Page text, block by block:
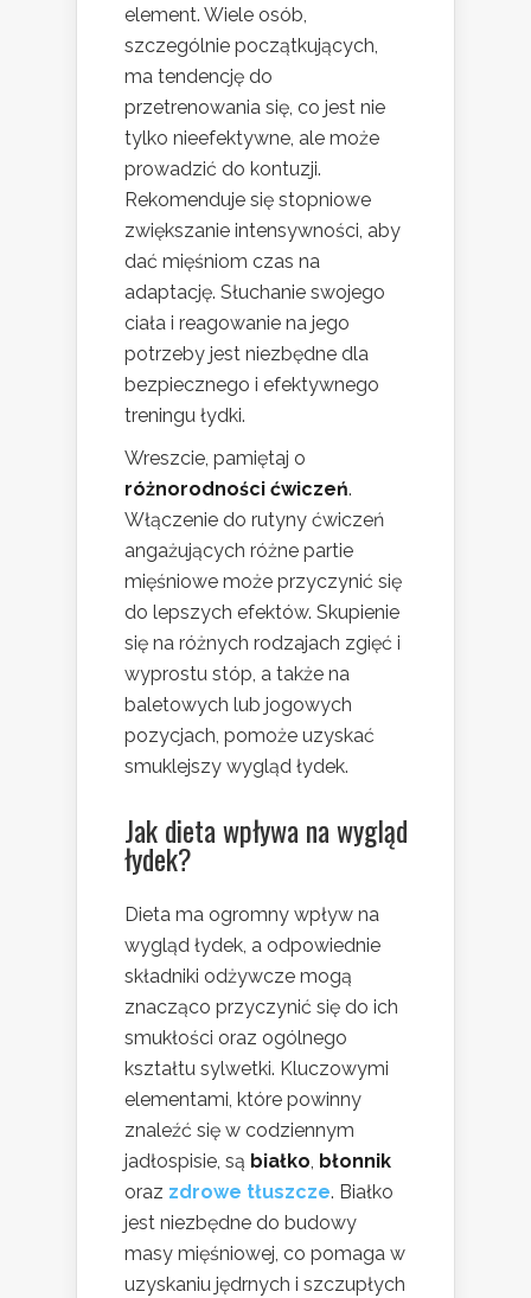
element. Wiele osób,
szczególnie początkujących,
ma tendencję do
przetrenowania się, co jest nie
tylko nieefektywne, ale może
prowadzić do kontuzji.
Rekomenduje się stopniowe
zwiększanie intensywności, aby
dać mięśniom czas na
adaptację. Słuchanie swojego
ciała i reagowanie na jego
potrzeby jest niezbędne dla
bezpiecznego i efektywnego
treningu łydki.
Wreszcie, pamiętaj o
różnorodności ćwiczeń.
Włączenie do rutyny ćwiczeń
angażujących różne partie
mięśniowe może przyczynić się
do lepszych efektów. Skupienie
się na różnych rodzajach zgięć i
wyprostu stóp, a także na
baletowych lub jogowych
pozycjach, pomoże uzyskać
smuklejszy wygląd łydek.
Jak dieta wpływa na wygląd
łydek?
Dieta ma ogromny wpływ na
wygląd łydek, a odpowiednie
składniki odżywcze mogą
znacząco przyczynić się do ich
smukłości oraz ogólnego
kształtu sylwetki. Kluczowymi
elementami, które powinny
znaleźć się w codziennym
jadłospisie, są białko, błonnik
oraz zdrowe tłuszcze. Białko
jest niezbędne do budowy
masy mięśniowej, co pomaga w
uzyskaniu jędrnych i szczupłych